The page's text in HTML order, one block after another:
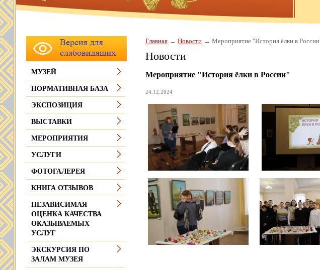
Главная Новости Мероприятие "История ёлки в
Новости
Мероприятие "История ёлки в России"
24.12.2024
МУЗЕЙ
НОРМАТИВНАЯ БАЗА
ЭКСПОЗИЦИЯ
ВЫСТАВКИ
МЕРОПРИЯТИЯ
УСЛУГИ
ФОТОГАЛЕРЕЯ
КНИГА ОТЗЫВОВ
НЕЗАВИСИМАЯ
ОЦЕНКА КАЧЕСТВА
ОКАЗЫВАЕМЫХ
УСЛУГ
ЭКСКУРСИЯ ПО
ЗАЛАМ МУЗЕЯ